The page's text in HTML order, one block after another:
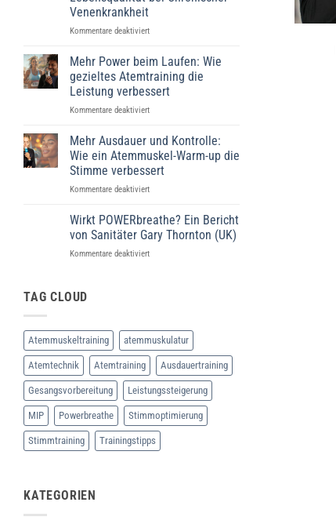
Venenkrankheit
Kommentare deaktiviertfür
Muskeltraining
(IMT):
Ein
vielversprechender
Ansatz
Verbesserung
Lebensqualität
bei
Chronischer
Mehr Power beim Laufen: Wie
gezieltes Atemtraining die
Leistung verbessert
Kommentare deaktiviertfür
Power
beim
Laufen:
Wie
gezieltes
die
Leistung
verbessert
Mehr Ausdauer und Kontrolle:
Wie ein Atemmuskel-Warm-up die
Stimme verbessert
Kommentare deaktiviertfür
Ausdauer
Kontrolle:
Wie
Stimme
verbessert
Wirkt POWERbreathe? Ein Bericht
von Sanitäter Gary Thornton (UK)
Kommentare deaktiviertfür
Sanitäter
Gary
Thornton
(UK)
TAG CLOUD
Atemmuskeltraining atemmuskulatur
Atemtechnik Atemtraining Ausdauertraining
Gesangsvorbereitung Leistungssteigerung
MIP Powerbreathe Stimmoptimierung
Stimmtraining Trainingstipps
KATEGORIEN